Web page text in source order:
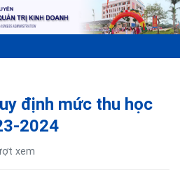
định mức thu học
2024
xem